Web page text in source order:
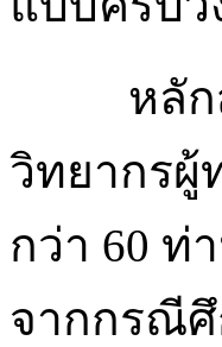
หลั
วิทยากรผู้
กว่า 60 ท่
จากกรณีศึ